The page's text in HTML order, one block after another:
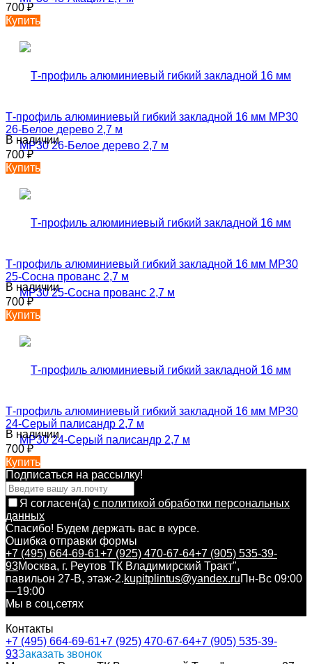
700₽
Купить
Т-профиль алюминиевый гибкий закладной 16 мм MP30
26-Белое дерево 2,7 м
В наличии
700₽
Купить
Т-профиль алюминиевый гибкий закладной 16 мм MP30
25-Сосна прованс 2,7 м
В наличии
700₽
Купить
Т-профиль алюминиевый гибкий закладной 16 мм MP30
24-Серый палисандр 2,7 м
В наличии
700₽
Купить
Подписаться на рассылкy!
Я согласен(a) с политикой обработки персональных
данных
Спасибо! Будем держать вас в курсе.
Ошибка отправки формы
+7 (495) 664-69-61+7 (925) 470-67-64+7 (905) 535-39-
93Москва, г. Реутов ТК Владимирский Тракт",
павильон 27-В, этаж-2.kupitplintus@yandex.ruПн-Вс 09:00
—19:00
Мы в соц.сетях
Контакты
+7 (495) 664-69-61+7 (925) 470-67-64+7 (905) 535-39-
93Заказать звонок